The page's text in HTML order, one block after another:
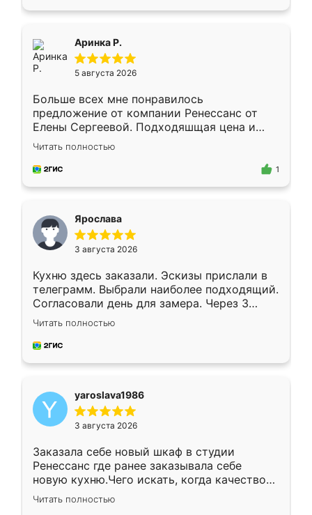
Аринка Р.
5 августа 2026
Больше всех мне понравилось
предложение от компании Ренессанс от
Елены Сергеевой. Подходяшщая цена и
короткие сроки изготовления. Приехавший
для замера сотрудник Владислав
предложил по моему эскизу самый
Читать полностью
1
Ярослава
3 августа 2026
Кухню здесь заказали. Эскизы прислали в
телеграмм. Выбрали наиболее подходящий.
Согласовали день для замера. Через 3
недели кухня была уже готова. Остались
довольны работой. Спасибо Ренессанс
мебель за качественную работу!
Читать полностью
yaroslava1986
3 августа 2026
Заказала себе новый шкаф в студии
Ренессанс где ранее заказывала себе
новую кухню.Чего искать, когда качеством
вполне довольна. Служит кухня уже почти
два года, нареканий нет.
Читать полностью